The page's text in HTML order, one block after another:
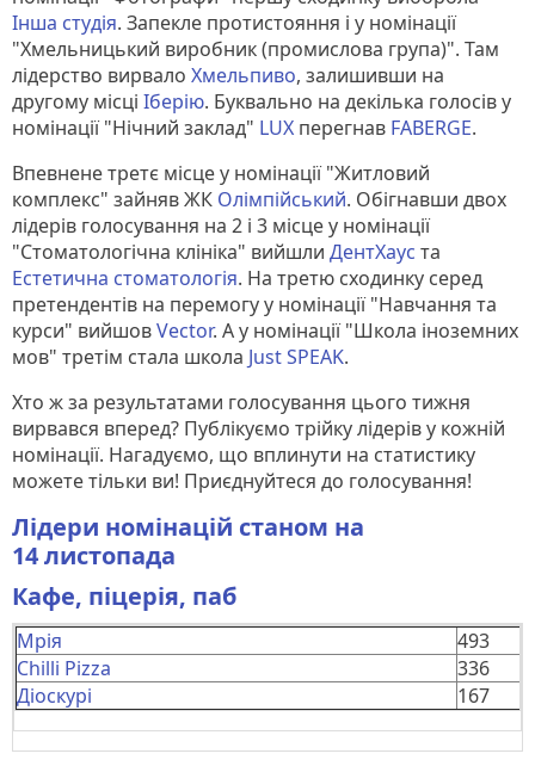
Інша студія. Запекле протистояння і у номінації
"Хмельницький виробник (промислова група)". Там
лідерство вирвало Хмельпиво, залишивши на
другому місці Іберію. Буквально на декілька голосів у
номінації "Нічний заклад" LUX перегнав FABERGE.
Впевнене третє місце у номінації "Житловий
комплекс" зайняв ЖК Олімпійський. Обігнавши двох
лідерів голосування на 2 і 3 місце у номінації
"Стоматологічна клініка" вийшли ДентХаус та
Естетична стоматологія. На третю сходинку серед
претендентів на перемогу у номінації "Навчання та
курси" вийшовVector. А у номінації "Школа іноземних
мов" третім стала школа Just SPEAK.
Хто ж за результатами голосування цього тижня
вирвався вперед? Публікуємо трійку лідерів у кожній
номінації. Нагадуємо, що вплинути на статистику
можете тільки ви! Приєднуйтеся до голосування!
Лідери номінацій станом на
14 листопада
Кафе, піцерія, паб
Мрія
493
Chilli Pizza
336
Діоскурі
167